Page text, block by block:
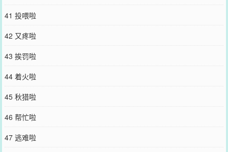
41 投喂啦
42 又疼啦
43 挨罚啦
44 着火啦
45 秋猎啦
46 帮忙啦
47 逃难啦